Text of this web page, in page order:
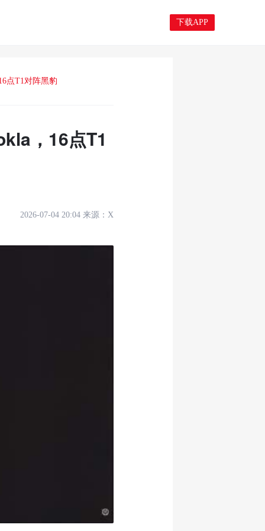
下载APP
点T1对阵黑豹
，16点T1
2026-07-04 20:04 来源： X